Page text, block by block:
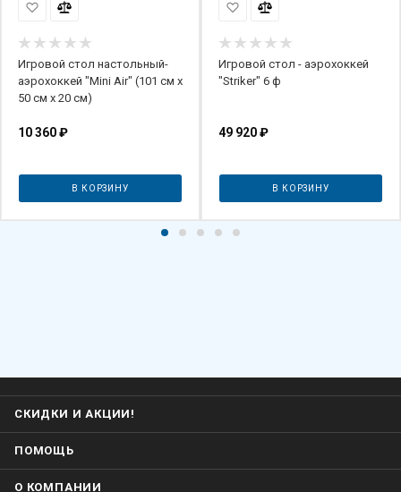
Игровой стол настольный-
аэрохоккей "Mini Air" (101 см х
50 см х 20 см)
10 360₽
В КОРЗИНУ
Игровой стол - аэрохоккей
"Striker" 6 ф
49 920₽
В КОРЗИНУ
СКИДКИ И АКЦИИ!
ПОМОЩЬ
О КОМПАНИИ